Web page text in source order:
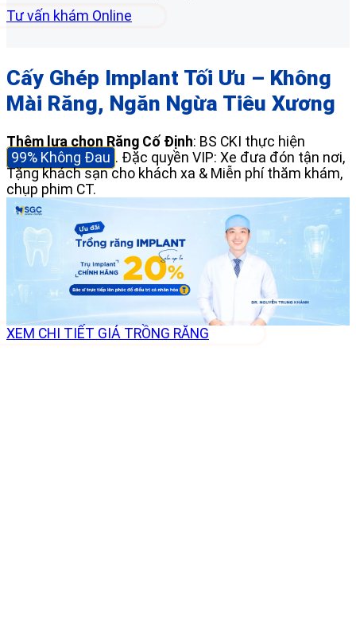
Tư vấn khám Online
Cấy Ghép Implant Tối Ưu – Không
Mài Răng, Ngăn Ngừa Tiêu Xương
Thêm lựa chọn Răng Cố Định: BS CKI thực hiện
99% Không Đau . Đặc quyền VIP: Xe đưa đón tận nơi,
Tặng khách sạn cho khách xa & Miễn phí thăm khám,
chụp phim CT.
XEM CHI TIẾT GIÁ TRỒNG RĂNG